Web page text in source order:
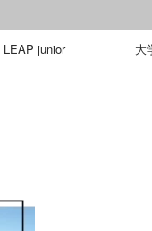
LEAP junior 大